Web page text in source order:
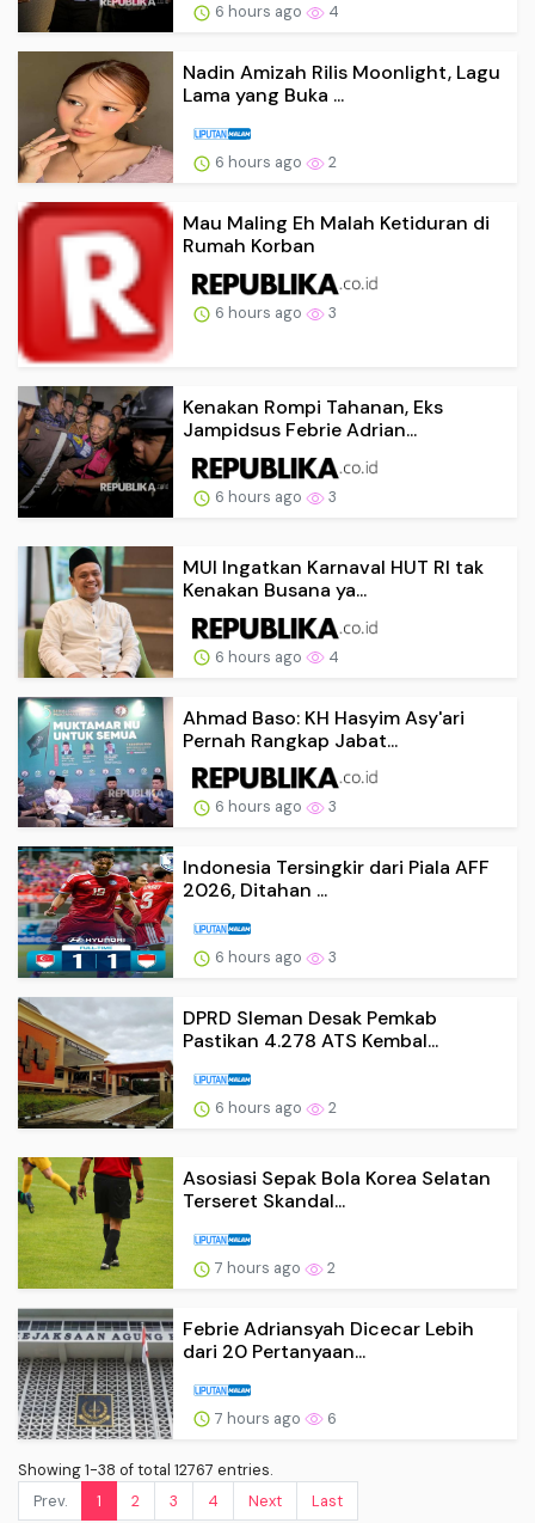
6 hours ago 4
Nadin Amizah Rilis Moonlight, Lagu
Lama yang Buka ...
6 hours ago 2
Mau Maling Eh Malah Ketiduran di
Rumah Korban
6 hours ago 3
Kenakan Rompi Tahanan, Eks
Jampidsus Febrie Adrian...
6 hours ago 3
MUI Ingatkan Karnaval HUT RI tak
Kenakan Busana ya...
6 hours ago 4
Ahmad Baso: KH Hasyim Asy'ari
Pernah Rangkap Jabat...
6 hours ago 3
Indonesia Tersingkir dari Piala AFF
2026, Ditahan ...
6 hours ago 3
DPRD Sleman Desak Pemkab
Pastikan 4.278 ATS Kembal...
6 hours ago 2
Asosiasi Sepak Bola Korea Selatan
Terseret Skandal...
7 hours ago 2
Febrie Adriansyah Dicecar Lebih
dari 20 Pertanyaan...
7 hours ago 6
Showing 1-38 of total 12767 entries.
Prev.
1 2 3 4 Next Last